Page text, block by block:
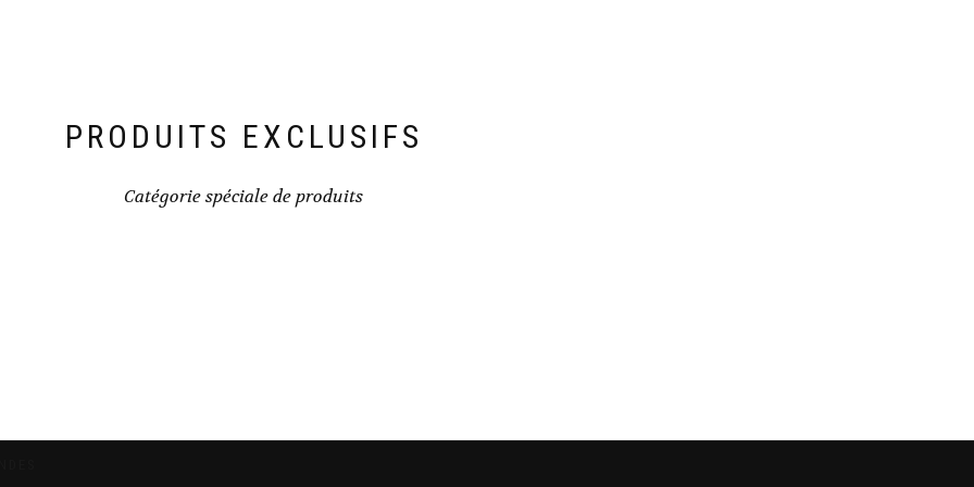
PRODUITS EXCLUSIFS
Catégorie spéciale de produits